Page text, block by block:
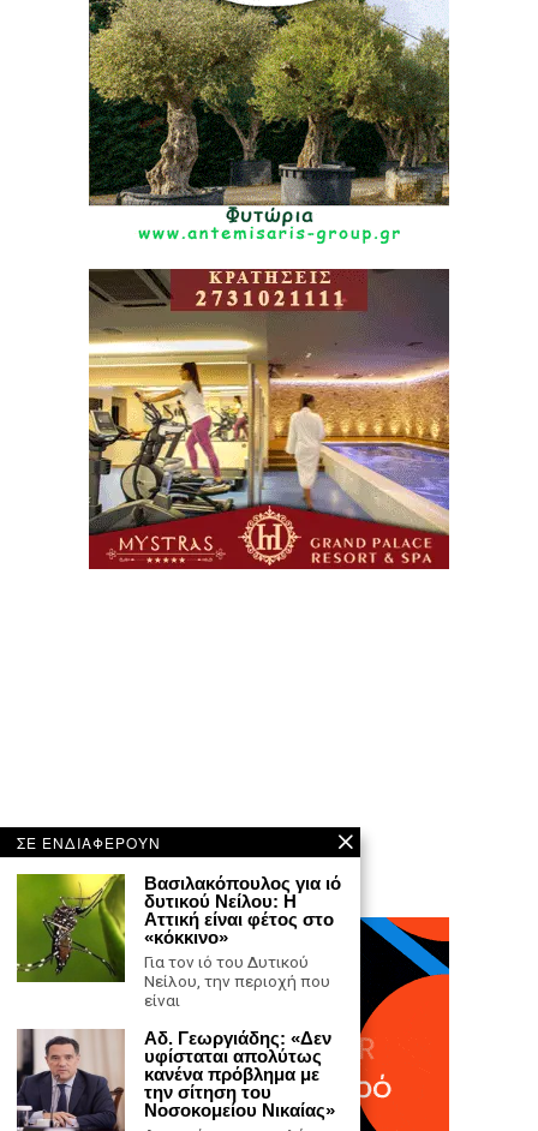
ΣΕ ΕΝΔΙΑΦΕΡΟΥΝ
Βασιλακόπουλος για ιό
δυτικού Νείλου: Η
Αττική είναι φέτος στο
«κόκκινο»
Για τον ιό του Δυτικού
Νείλου, την περιοχή που
είναι
Αδ. Γεωργιάδης: «Δεν
υφίσταται απολύτως
κανένα πρόβλημα με
την σίτηση του
Νοσοκομείου Νικαίας»